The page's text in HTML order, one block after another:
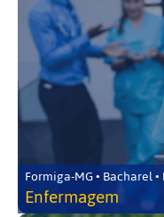
Formiga-MG • Bacharel
Enfermagem